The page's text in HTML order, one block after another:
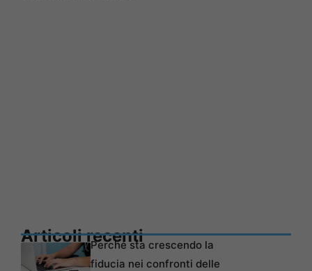
Articoli recentiPerché sta crescendo la
fiducia nei confronti delle